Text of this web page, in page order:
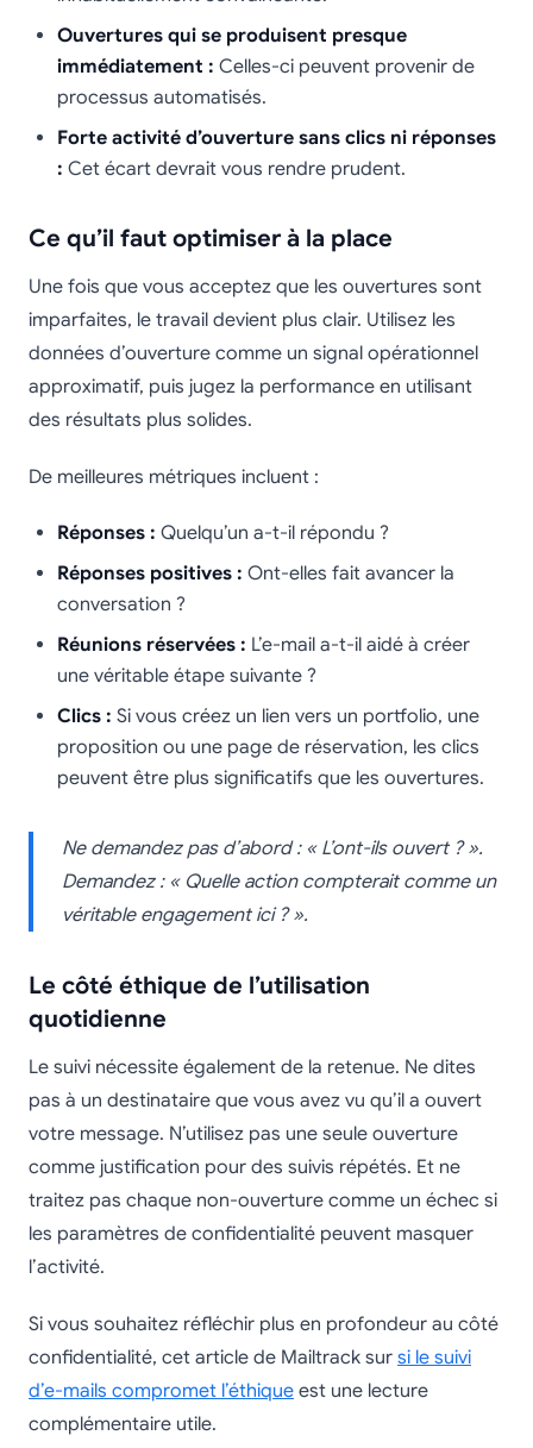
Ouvertures qui se produisent presque
immédiatement : Celles-ci peuvent provenir de
processus automatisés.
Forte activité d’ouverture sans clics ni réponses
: Cet écart devrait vous rendre prudent.
Ce qu’il faut optimiser à la place
Une fois que vous acceptez que les ouvertures sont
imparfaites, le travail devient plus clair. Utilisez les
données d’ouverture comme un signal opérationnel
approximatif, puis jugez la performance en utilisant
des résultats plus solides.
De meilleures métriques incluent :
Réponses : Quelqu’un a-t-il répondu ?
Réponses positives : Ont-elles fait avancer la
conversation ?
Réunions réservées : L’e-mail a-t-il aidé à créer
une véritable étape suivante ?
Clics : Si vous créez un lien vers un portfolio, une
proposition ou une page de réservation, les clics
peuvent être plus significatifs que les ouvertures.
Ne demandez pas d’abord : « L’ont-ils ouvert ? ».
Demandez : « Quelle action compterait comme un
véritable engagement ici ? ».
Le côté éthique de l’utilisation
quotidienne
Le suivi nécessite également de la retenue. Ne dites
pas à un destinataire que vous avez vu qu’il a ouvert
votre message. N’utilisez pas une seule ouverture
comme justification pour des suivis répétés. Et ne
traitez pas chaque non-ouverture comme un échec si
les paramètres de confidentialité peuvent masquer
l’activité.
Si vous souhaitez réfléchir plus en profondeur au côté
confidentialité, cet article de Mailtrack sur si le suivi
d’e-mails compromet l’éthique est une lecture
complémentaire utile.